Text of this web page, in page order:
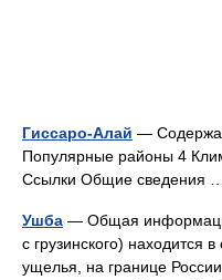
Гиссаро-Алай —
Популярные районы 4
Ссылки Общие сведения
Ушба — Общая
с грузинского) находится
ущелья, на границе